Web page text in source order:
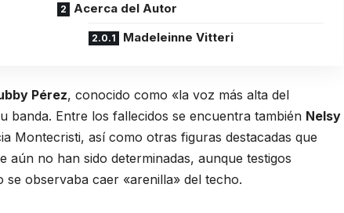
Acerca del Autor
Madeleinne Vitteri
Pérez, conocido como «la voz más alta del
banda. Entre los fallecidos se encuentra también Nelsy
Montecristi, así como otras figuras destacadas que
aún no han sido determinadas, aunque testigos
observaba caer «arenilla» del techo.